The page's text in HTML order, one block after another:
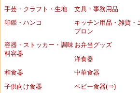
手芸・クラフト・生地
文具・事務用品
印鑑・ハンコ
キッチン用品・雑貨・
プロン
容器・ストッカー・調味
料容器
お弁当グッズ
洋食器
和食器
中華食器
子供向け食器
ベビー食器(⇒)